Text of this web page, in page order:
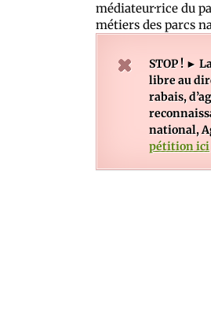
médiateur·rice du
métiers des parcs
STOP ! ►
libre au
rabais,
national,
pétition ici